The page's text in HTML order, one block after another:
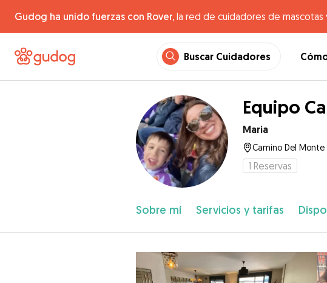
Gudog ha unido fuerzas con Rover, la red de cuidadores de
Buscar Cuidadores
Equipo
Maria
Camino Del Monte
1 Reservas
Sobre mí Servicios y tarifas